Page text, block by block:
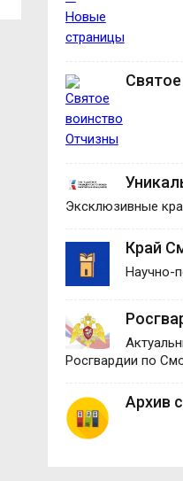
Эксклюзивные
Край
Научно-
Росгвардии по
Архив